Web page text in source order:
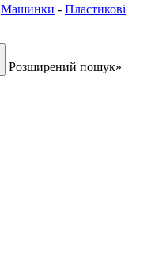
Машинки - Пластикові
Розширений пошук»